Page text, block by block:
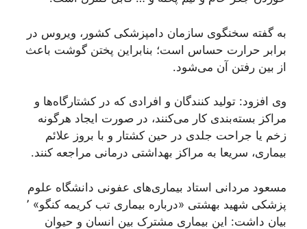
به گفته سخنگوی سازمان دامپزشکی کشور، ویروس در
برابر حرارت حساس است؛ بنابراین پختن گوشت باعث
از بین رفتن آن می‌شود.
وی افزود: تولید کنندگان و افرادی که در کشتارگاه‌ها و
مراکز بسته‌بندی کار می‌کنند، در صورت ایجاد هرگونه
زخم یا جراحت جلدی در حین کشتار و با بروز علائم
بیماری، سریعا به مراکز بهداشتی درمانی مراجعه کنند.
مسعود مردانی استاد بیماری‌های عفونی دانشگاه علوم
پزشکی شهید بهشتی «درباره بیماری تب کریمه کنگو» ٬
بیان داشت: این بیماری مشترک بین انسان و حیوان